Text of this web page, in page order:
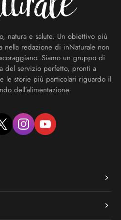
natura e salute. Un obiettivo più
nella redazione di inNaturale non
Siamo un gruppo di
del servizio perfetto, pronti a
le storie più particolari riguardo il
dell’alimentazione.
twitter instagramyoutube